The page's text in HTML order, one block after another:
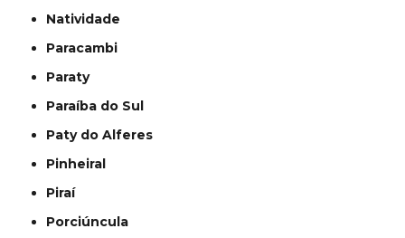
Natividade
Paracambi
Paraty
Paraíba do Sul
Paty do Alferes
Pinheiral
Piraí
Porciúncula